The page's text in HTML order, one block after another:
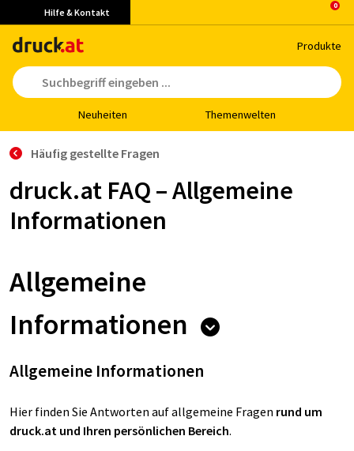
Hilfe & Kontakt
Pro­duk­te
Neu­hei­ten The­men­wel­ten
Häufig gestellte Fragen
druck.at FAQ – Allgemeine
Informationen
Allgemeine
Informationen
Allgemeine Informationen
Hier finden Sie Antworten auf allgemeine Fragen rund um
druck.at und Ihren persönlichen Bereich.